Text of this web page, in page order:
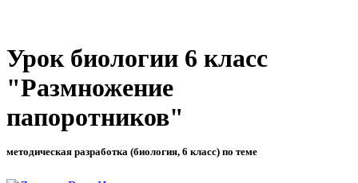
Урок биологии 6 класс
"Размножение
папоротников"
методическая разработка (биология, 6 класс) по теме